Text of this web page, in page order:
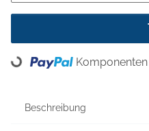
Loading...
Beschreibung